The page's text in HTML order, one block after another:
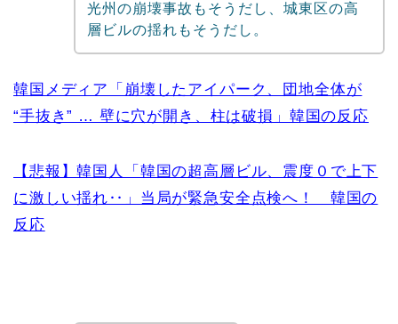
光州の崩壊事故もそうだし、城東区の高
層ビルの揺れもそうだし。
韓国メディア「崩壊したアイパーク、団地全体が
“手抜き” … 壁に穴が開き、柱は破損」韓国の反応
【悲報】韓国人「韓国の超高層ビル、震度０で上下
に激しい揺れ‥」当局が緊急安全点検へ！ 韓国の
反応